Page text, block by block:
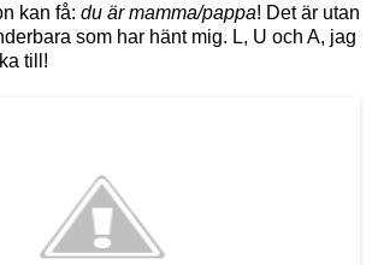
kan få: du är mamma/pappa! Det är utan
som har hänt mig. L, U och A, jag
till!